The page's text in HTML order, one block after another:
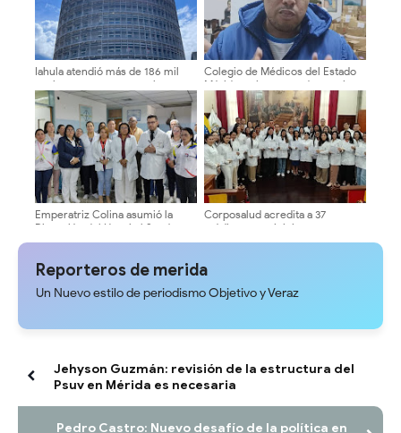
Iahula atendió más de 186 mil
pacientes en emergencias y
consulta externa en 2025
Colegio de Médicos del Estado
Mérida activa punto de acopio
para recibir donativos
Emperatriz Colina asumió la
Dirección del Hospital Sor Juana
Inés de la Cruz
Corposalud acredita a 37
médicos para iniciar
cumplimiento del Artículo 8 en
Reporteros de merida
Un Nuevo estilo de periodismo Objetivo y Veraz
Jehyson Guzmán: revisión de la estructura del
Psuv en Mérida es necesaria
Pedro Castro: Nuevo desafío de la política en